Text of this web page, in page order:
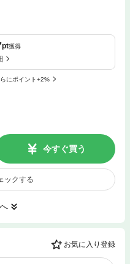
pt獲得
にポイント+2%
今すぐ買う
ックする
お気に入り登録